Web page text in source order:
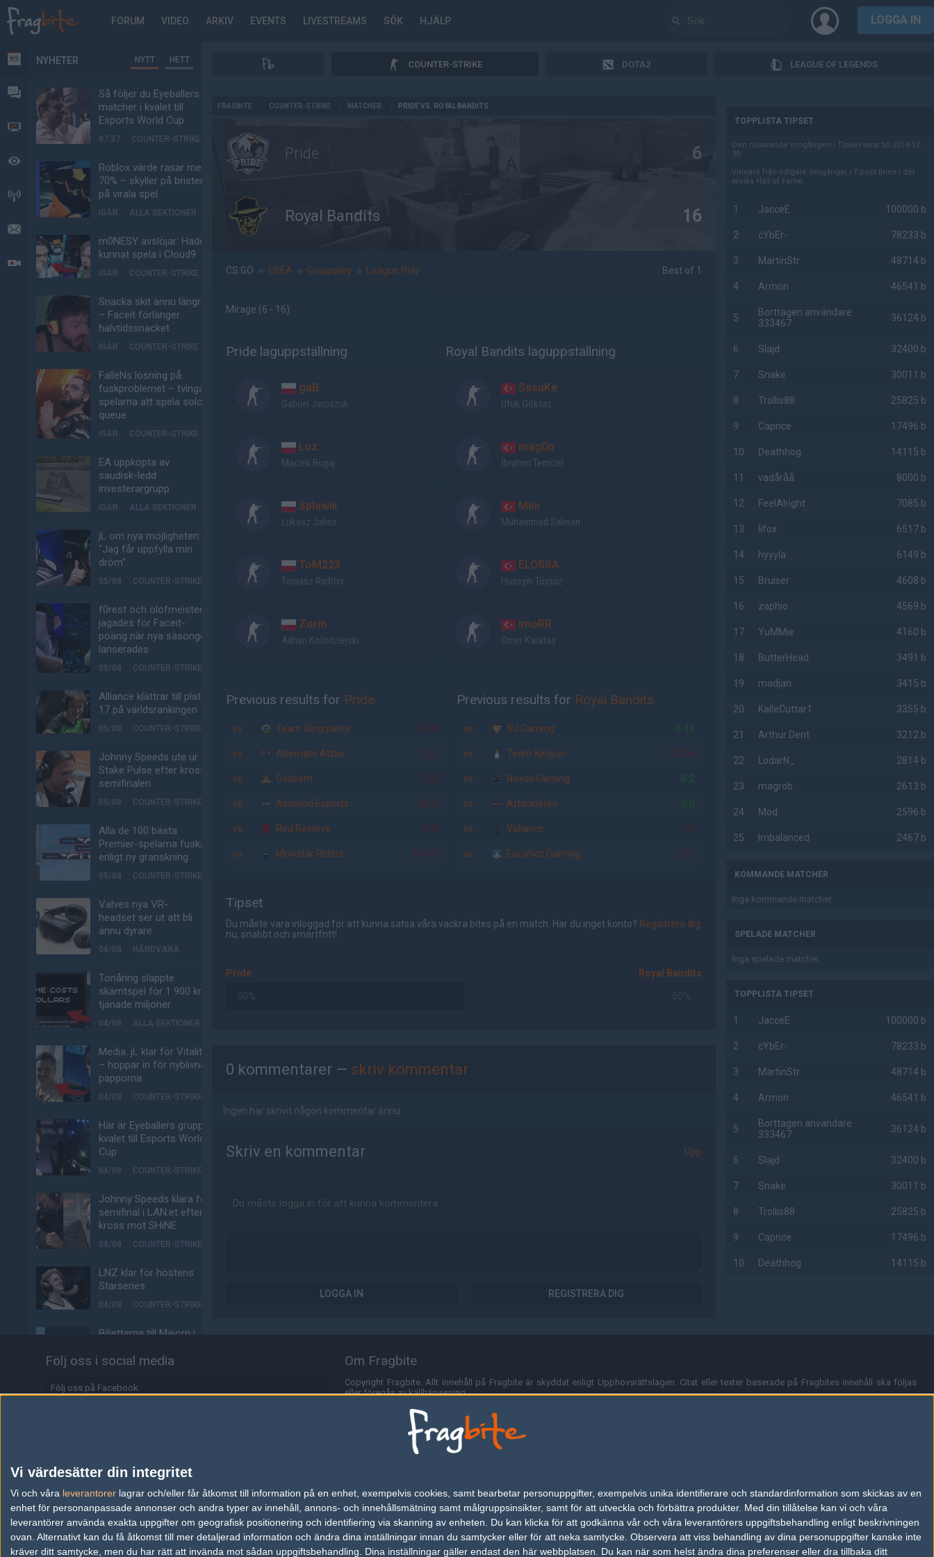
Vi värdesätter din integritet
Vi och våra leverantorer lagrar och/eller får åtkomst till information på en enhet, exempelvis cookies, samt bearbetar personuppgifter, exempelvis unika identifierare och standardinformation som skickas av en
enhet för personanpassade annonser och andra typer av innehåll, annons- och innehållsmätning samt målgruppsinsikter, samt för att utveckla och förbättra produkter. Med din tillåtelse kan vi och våra
leverantörer använda exakta uppgifter om geografisk positionering och identifiering via skanning av enheten. Du kan klicka för att godkänna vår och våra leverantörers uppgiftsbehandling enligt beskrivningen
ovan. Alternativt kan du få åtkomst till mer detaljerad information och ändra dina inställningar innan du samtycker eller för att neka samtycke. Observera att viss behandling av dina personuppgifter kanske inte
kräver ditt samtycke, men du har rätt att invända mot sådan uppgiftsbehandling. Dina inställningar gäller endast den här webbplatsen. Du kan när som helst ändra dina preferenser eller dra tillbaka ditt
FORUM VIDEO ARKIV EVENTS LIVESTREAMS SÖK HJÄLP LOGGA IN
NYHETER
FORUM
VIDEO
BEVAKAT
HÄNDELSER
LIVESÄNDNINGAR
NYHETER NYTT HETT
Så följer du Eyeballers
matcher i kvalet till
Esports World Cup
07:37 COUNTER-STRIKE
Roblox värde rasar med
70% – skyller på bristen
på virala spel
IGÅR ALLA SEKTIONER
m0NESY avslöjar: Hade
kunnat spela i Cloud9
IGÅR COUNTER-STRIKE
Snacka skit ännu längre
– Faceit förlänger
halvtidssnacket
IGÅR COUNTER-STRIKE
FalleNs lösning på
fuskproblemet – tvinga
spelarna att spela solo-
queue
IGÅR COUNTER-STRIKE
EA uppköpta av
saudisk-ledd
investerargrupp
IGÅR ALLA SEKTIONER
jL om nya möjligheten:
"Jag får uppfylla min
dröm"
05/08 COUNTER-STRIKE
f0rest och olofmeister
jagades för Faceit-
poäng när nya säsongen
lanserades
05/08 COUNTER-STRIKE
Alliance klättrar till plats
17 på världsrankingen
05/08 COUNTER-STRIKE
Johnny Speeds ute ur
Stake Pulse efter kross i
semifinalen
05/08 COUNTER-STRIKE
Alla de 100 bästa
Premier-spelarna fuskar
enligt ny granskning
05/08 COUNTER-STRIKE
Valves nya VR-
headset ser ut att bli
ännu dyrare
04/08 HÅRDVARA
Tonåring släppte
skämtspel för 1 900 kr –
tjänade miljoner
04/08 ALLA SEKTIONER
Media: jL klar för Vitality
– hoppar in för nyblivna
papporna
04/08 COUNTER-STRIKE
Här är Eyeballers grupp i
kvalet till Esports World
Cup
04/08 COUNTER-STRIKE
Johnny Speeds klara för
semifinal i LAN:et efter
kross mot SHiNE
04/08 COUNTER-STRIKE
LNZ klar för höstens
Starseries
04/08 COUNTER-STRIKE
Biljetterna till Majorn i
04/08 COUNTER-STRIKE
Johnny Speeds vidare till
Majorvinnaren lämnar
äntligen VP – ute på fria
marknaden
03/08 COUNTER-STRIKE
Johnny Speeds slår ut
COUNTER-STRIKE DOTA2 LEAGUE OF LEGENDS
FRAGBITE COUNTER-STRIKE MATCHER PRIDE VS. ROYAL BANDITS
Pride 6
Royal Bandits 16
CS:GO » ESEA » Groupplay » League Play Best of 1
Mirage (6 - 16)
Pride laguppställning
gaB
Gabriel Jaroszuk
Luz
Maciek Bugaj
Splawik
Łukasz Jahns
ToM223
Tomasz Richter
Zorin
Adrian Kołodziejski
Royal Bandits laguppställning
SasuKe
Ufuk Göktaş
mag0o
İbrahim Temizel
Mini
Muhammed Salman
ELOSSA
Hüseyin Tüysüz
imoRR
Ömer Karataş
Previous results for Pride
vs. Team Singularity 6-16
vs. Alternate Attax 2-1
vs. Godsent 2-0
vs. Asterion Esports 16-5
vs. Red Reserve 0-2
vs. Movistar Riders 16-13
Previous results for Royal Bandits
vs. SJ Gaming 7-16
vs. Team Kinguin 12-16
vs. Nexus Gaming 0-2
vs. Attackieren 2-0
vs. Valiance 1-2
vs. Euronics Gaming 2-1
Tipset
Du måste vara inloggad för att kunna satsa våra vackra bites på en match. Har du inget konto? Registrera dig
nu, snabbt och smärtfritt!
Pride Royal Bandits
50% 50%
0 kommentarer — skriv kommentar
Ingen har skrivit någon kommentar ännu.
Skriv en kommentar Upp
LOGGA IN REGISTRERA DIG
TOPPLISTA TIPSET
Den nuvarande omgången i Tipset varar till 2018-12-
30.
Vinnare från tidigare omgångar i Tipset finns i det
anrika Hall of Fame.
1 JacceE 100000 b
2 cYbEr- 78233 b
3 MartinStr 48714 b
4 Armon 46541 b
5
Borttagen användare
333467
36124 b
6 Slajd 32400 b
7 Snake 30011 b
8 Trollis88 25825 b
9 Caprice 17496 b
10 Deathhog 14115 b
11 vadåråå 8000 b
12 FeelAlright 7085 b
13 lifox 6517 b
14 hyyyla 6149 b
15 Bruiser 4608 b
16 zaphio 4569 b
17 YuMMie 4160 b
18 ButterHead 3491 b
19 madjan 3415 b
20 KalleCuttar1 3355 b
21 Arthur Dent 3212 b
22 LodarN_ 2814 b
23 magrob 2613 b
24 Mod 2596 b
25 Imbalanced 2467 b
KOMMANDE MATCHER
Inga kommande matcher.
SPELADE MATCHER
Inga spelade matcher.
TOPPLISTA TIPSET
1 JacceE 100000 b
2 cYbEr- 78233 b
3 MartinStr 48714 b
4 Armon 46541 b
5
Borttagen användare
333467
36124 b
6 Slajd 32400 b
7 Snake 30011 b
8 Trollis88 25825 b
9 Caprice 17496 b
10 Deathhog 14115 b
Följ oss i social media
Följ oss på Facebook
Information
Annonsering
Copyright och Privacy Policy
Om Fragbite
Copyright Fragbite. Allt innehåll på Fragbite är skyddat enligt Upphovsrättslagen. Citat eller texter baserade på Fragbites innehåll ska följas
eller föregås av källhänvisning.
Alla åsikter uttryckta på Fragbite representerar varje enskild skribent och överensstämmer inte nödvändigtvis med Fragbites åsikter.
Programmering och design av Fredric Bohlin. För frågor rörande sajten kan du skicka iväg ett email till
Fragbite använder cookies för att spara användarspecifik information så som t.ex. användarnamn. Cookies sparas även när man deltar i
omröstningar och för att föra statistik. För att slippa cookies kan du stänga av cookies i din webbläsares inställningar eller välja att inte
besöka Fragbite. Den här textraden finns här på grund av lagen om elektronisk kommunikation som trädde i kraft 25 juli 2003.
Annonsering